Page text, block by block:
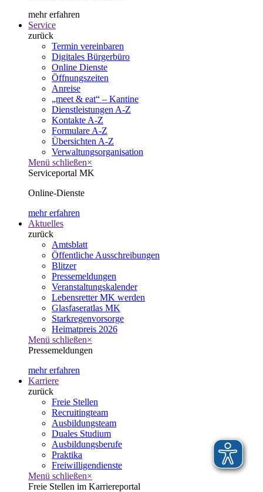
mehr erfahren
Service
zurück
Termin vereinbaren
Digitales Bürgerbüro
Online Dienste
Öffnungszeiten
Anreise
„meet & eat“ – Kantine
Dienstleistungen A-Z
Kontakte A-Z
Formulare A-Z
Übersichten A-Z
Verwaltungsorganisation
Menü schließen×
Serviceportal MK
Online-Dienste
mehr erfahren
Aktuelles
zurück
Amtsblatt
Öffentliche Ausschreibungen
Blitzer
Pressemeldungen
Veranstaltungskalender
Lebensretter MK werden
Glasfaseratlas MK
Starkregenvorsorge
Heimatpreis 2026
Menü schließen×
Pressemeldungen
mehr erfahren
Karriere
zurück
Freie Stellen
Recruitingteam
Ausbildungsteam
Duales Studium
Ausbildungsberufe
Praktika
Freiwilligendienste
Menü schließen×
Freie Stellen im Karriereportal